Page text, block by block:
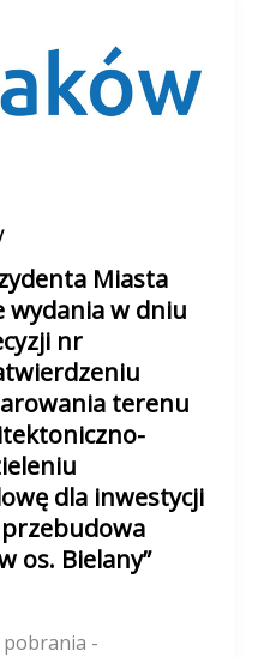
Miasta
wydania w dniu
nr
terenu
dla inwestycji
os. Bielany”
pobrania -